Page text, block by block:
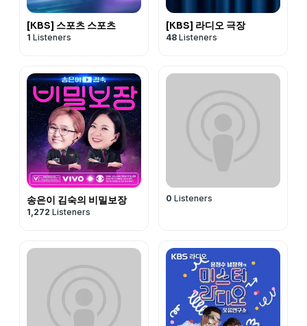
[KBS] 스포츠 스포츠
1 Listeners
[KBS] 라디오 극장
48 Listeners
송은이 김숙의 비밀보장
1,272 Listeners
0 Listeners